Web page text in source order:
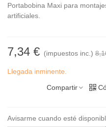
Portabobina Maxi para
artificiales.
7,34 € (impuestos inc.)
Llegada inminente.
Compartir
Avisarme cuando esté